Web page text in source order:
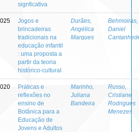
signficativa
Jogos e
brincadeiras
tradicionais na
educação infantil
: uma proposta a
partir da teoria
histórico-cultural
Durães,
Angélica
Marques
Behmoiras,
Daniel
Práticas e
reflexões no
ensino de
Botânica para a
Educação de
Jovens e Adultos
Marinho,
Juliana
Bandeira
Russo,
Cristiane
Rodrigues
Menezes